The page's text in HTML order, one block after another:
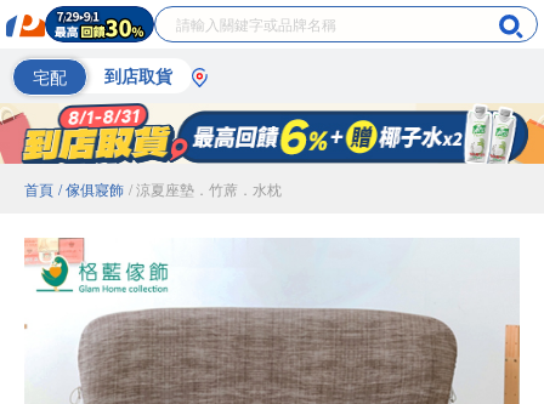
宅配 到店取貨
首頁 / 傢俱寢飾 / 涼夏座墊．竹蓆．水枕